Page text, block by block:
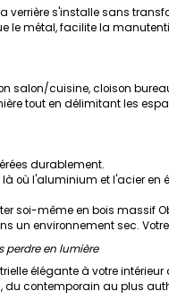
verrière s'installe sans
le métal, facilite la
salon/cuisine, cloison
tout en délimitant les
durablement.
là où l'aluminium et l'acier
soi-même en bois massif
un environnement sec.
perdre en lumière
élégante à votre
du contemporain au plus